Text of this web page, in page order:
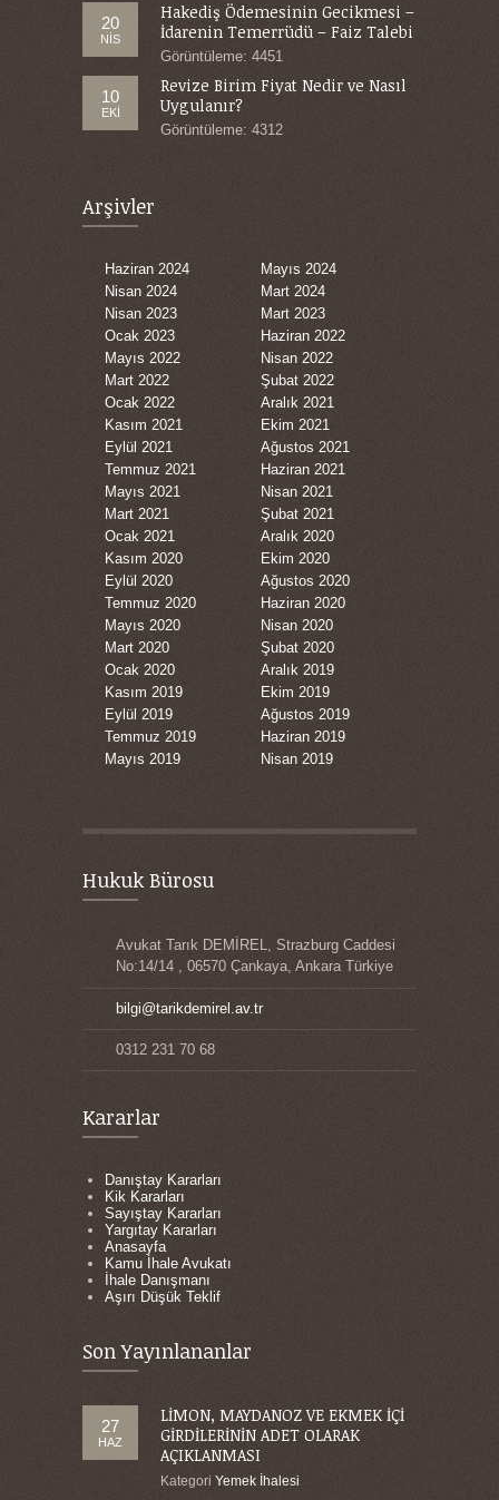
20
NIS
Hakediş Ödemesinin Gecikmesi –
İdarenin Temerrüdü – Faiz Talebi
Görüntüleme: 4451
10
EKI
Revize Birim Fiyat Nedir ve Nasıl
Uygulanır?
Görüntüleme: 4312
Arşivler
Haziran 2024
Mayıs 2024
Nisan 2024
Mart 2024
Nisan 2023
Mart 2023
Ocak 2023
Haziran 2022
Mayıs 2022
Nisan 2022
Mart 2022
Şubat 2022
Ocak 2022
Aralık 2021
Kasım 2021
Ekim 2021
Eylül 2021
Ağustos 2021
Temmuz 2021
Haziran 2021
Mayıs 2021
Nisan 2021
Mart 2021
Şubat 2021
Ocak 2021
Aralık 2020
Kasım 2020
Ekim 2020
Eylül 2020
Ağustos 2020
Temmuz 2020
Haziran 2020
Mayıs 2020
Nisan 2020
Mart 2020
Şubat 2020
Ocak 2020
Aralık 2019
Kasım 2019
Ekim 2019
Eylül 2019
Ağustos 2019
Temmuz 2019
Haziran 2019
Mayıs 2019
Nisan 2019
Hukuk Bürosu
Avukat Tarık DEMİREL, Strazburg Caddesi
No:14/14 , 06570 Çankaya, Ankara Türkiye
bilgi@tarikdemirel.av.tr
0312 231 70 68
Kararlar
Danıştay Kararları
Kik Kararları
Sayıştay Kararları
Yargıtay Kararları
Anasayfa
Kamu İhale Avukatı
İhale Danışmanı
Aşırı Düşük Teklif
Son Yayınlananlar
27
HAZ
LİMON, MAYDANOZ VE EKMEK İÇİ
GİRDİLERİNİN ADET OLARAK
AÇIKLANMASI
Kategori Yemek İhalesi